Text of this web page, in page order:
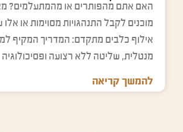
האם אתם מהפותרים או מהמתעלמים?
מוכנים לקבל התנהגויות מסוימות או
אילוף כלבים מתקדם: המדריך המקיף
מנטלית, שליטה ללא רצועה ופסיכולוגיה
להמשך קריאה